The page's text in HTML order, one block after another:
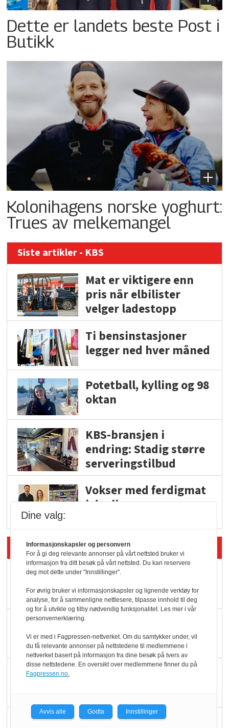
Dette er landets beste Post i
Butikk
Kolonihagens norske yoghurt:
Trues av melkemangel
Siste artikler - KBS
Mat er viktigere enn
pris når elbilister
velger ladestopp
Ti bensinstasjoner
legger ned hver måned
Potetball, kylling og 98
oktan
KBS-bransjen i
endring: Stadig større
serveringstilbud
Vokser med ferdigmat
i dagligvare
Siste artikler - Butikk i praksis
Rema-flaggskip
dundrer videre
Slik opprettholdes
ølsalget
Færre varer, men fulle
KI lager mat i butikken
Dine valg:
Informasjonskapsler og personvern
For å gi deg relevante annonser på vårt nettsted bruker vi
informasjon fra ditt besøk på vårt nettsted. Du kan reservere
deg mot dette under "Innstillinger".
For øvrig bruker vi informasjonskapsler og lignende verktøy for
analyse, for å sammenligne nettlesere, tilpasse innhold til deg
og for å utvikle og tilby nødvendig funksjonalitet. Les mer i vår
personvernerklæring.
Vi er med i Fagpressen-nettverket. Om du samtykker under, vil
du få relevante annonser på nettstedene til medlemmene i
nettverket basert på informasjon fra dine besøk på tvers av
disse nettstedene. En oversikt over medlemmene finner du på
Fagpressen.no.
Avvis alle Godta Innstillinger